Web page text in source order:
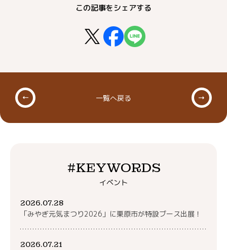
この記事をシェアする
一覧へ戻る
#KEYWORDS
イベント
2026.07.28
「みやぎ元気まつり2026」に栗原市が特設ブース出展！
2026.07.21